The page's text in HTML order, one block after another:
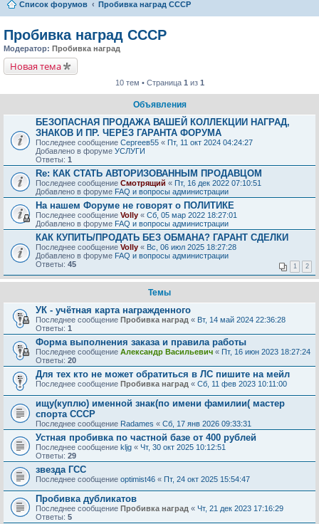
Список форумов Пробивка наград СССР
Пробивка наград СССР
Модератор: Пробивка наград
Новая тема
10 тем • Страница 1 из 1
Объявления
БЕЗОПАСНАЯ ПРОДАЖА ВАШЕЙ КОЛЛЕКЦИИ НАГРАД,
ЗНАКОВ И ПР. ЧЕРЕЗ ГАРАНТА ФОРУМА
Последнее сообщение Сергеев55 « Пт, 11 окт 2024 04:24:27
Добавлено в форуме УСЛУГИ
Ответы: 1
Re: КАК СТАТЬ АВТОРИЗОВАННЫМ ПРОДАВЦОМ
Последнее сообщение Смотрящий « Пт, 16 дек 2022 07:10:51
Добавлено в форуме FAQ и вопросы администрации
На нашем Форуме не говорят о ПОЛИТИКЕ
Последнее сообщение Volly « Сб, 05 мар 2022 18:27:01
Добавлено в форуме FAQ и вопросы администрации
КАК КУПИТЬ/ПРОДАТЬ БЕЗ ОБМАНА? ГАРАНТ СДЕЛКИ
Последнее сообщение Volly « Вс, 06 июл 2025 18:27:28
Добавлено в форуме FAQ и вопросы администрации
Ответы: 45 1 2
Темы
УК - учётная карта награжденного
Последнее сообщение Пробивка наград « Вт, 14 май 2024 22:36:28
Ответы: 1
Форма выполнения заказа и правила работы
Последнее сообщение Александр Васильевич « Пт, 16 июн 2023 18:27:24
Ответы: 20
Для тех кто не может обратиться в ЛС пишите на мейл
Последнее сообщение Пробивка наград « Сб, 11 фев 2023 10:11:00
ищу(куплю) именной знак(по имени фамилии( мастер
спорта СССР
Последнее сообщение Radames « Сб, 17 янв 2026 09:33:31
Устная пробивка по частной базе от 400 рублей
Последнее сообщение kljg « Чт, 30 окт 2025 10:12:51
Ответы: 29
звезда ГСС
Последнее сообщение optimist46 « Пт, 24 окт 2025 15:54:47
Пробивка дубликатов
Последнее сообщение Пробивка наград « Чт, 21 дек 2023 17:16:29
Ответы: 5